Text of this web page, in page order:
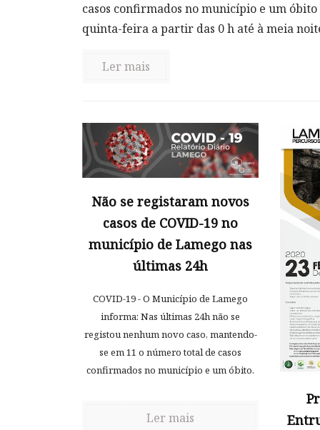
casos confirmados no município e um
quinta-feira a partir das 0 h até à meia
Ler mais
Não se registaram novos
casos de COVID-19 no
município de Lamego nas
últimas 24h
COVID-19 - O Município de Lamego
informa: Nas últimas 24h não se
registou nenhum novo caso, mantendo-
se em 11 o número total de casos
confirmados no município e um óbito.
Ler mais